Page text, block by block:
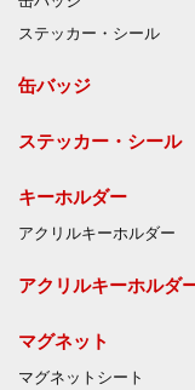
ステッカー・シール
缶バッジ
ステッカー・シール
キーホルダー
アクリルキーホルダー
アクリルキーホルダ
マグネット
マグネットシート